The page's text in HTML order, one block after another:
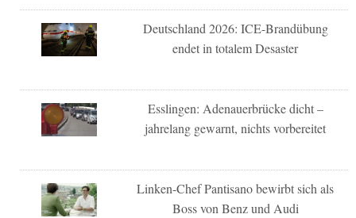
Deutschland 2026: ICE-Brandübung
endet in totalem Desaster
Esslingen: Adenauerbrücke dicht –
jahrelang gewarnt, nichts vorbereitet
Linken-Chef Pantisano bewirbt sich als
Boss von Benz und Audi